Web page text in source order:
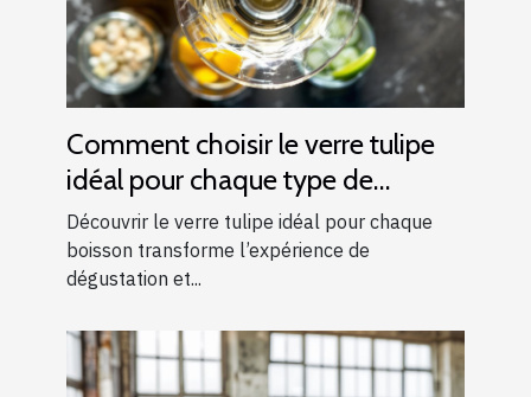
Comment choisir le verre tulipe
idéal pour chaque type de
boisson ?
Découvrir le verre tulipe idéal pour chaque
boisson transforme l’expérience de
dégustation et...